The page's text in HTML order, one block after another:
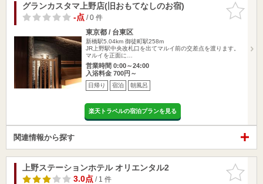
お気に入
りに追加
グランカスタマ上野店(旧おもてなしのお宿)
-点/ 0 件
東京都 / 台東区
新橋駅5.04km 御徒町駅258m
JR上野駅中央改札口を出てマルイ前の交差点を渡ります。
マルイを正面に…
営業時間 0:00～24:00
入浴料金 700円～
日帰り 宿泊 朝風呂
楽天トラベルの宿泊プランを見る
関連情報から探す
お気に入
りに追加
上野ステーションホテル オリエンタル2
3.0点/ 1 件